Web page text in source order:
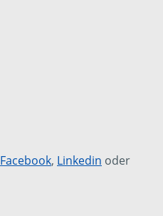
Facebook, Linkedin oder